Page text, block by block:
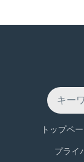
トップペ
プライ